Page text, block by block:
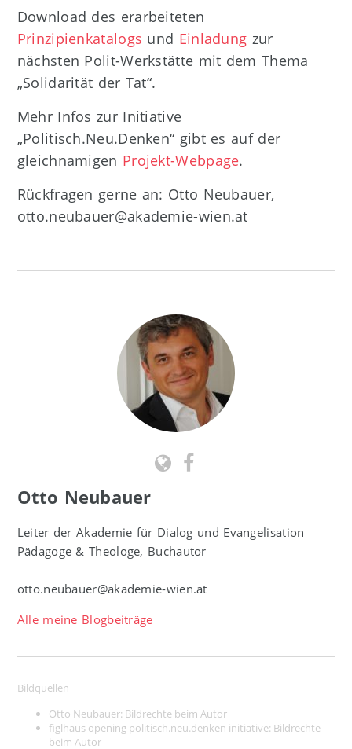
Download des erarbeiteten
Prinzipienkatalogs und Einladung zur
nächsten Polit-Werkstätte mit dem Thema
„Solidarität der Tat“.
Mehr Infos zur Initiative
„Politisch.Neu.Denken“ gibt es auf der
gleichnamigen Projekt-Webpage.
Rückfragen gerne an: Otto Neubauer,
otto.neubauer@akademie-wien.at
Otto Neubauer
Leiter der Akademie für Dialog und Evangelisation
Pädagoge & Theologe, Buchautor
otto.neubauer@akademie-wien.at
Alle meine Blogbeiträge
Bildquellen
Otto Neubauer: Bildrechte beim Autor
figlhaus opening politisch.neu.denken initiative: Bildrechte
beim Autor